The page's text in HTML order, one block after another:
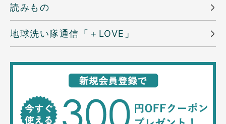
読みもの
地球洗い隊通信「＋LOVE」